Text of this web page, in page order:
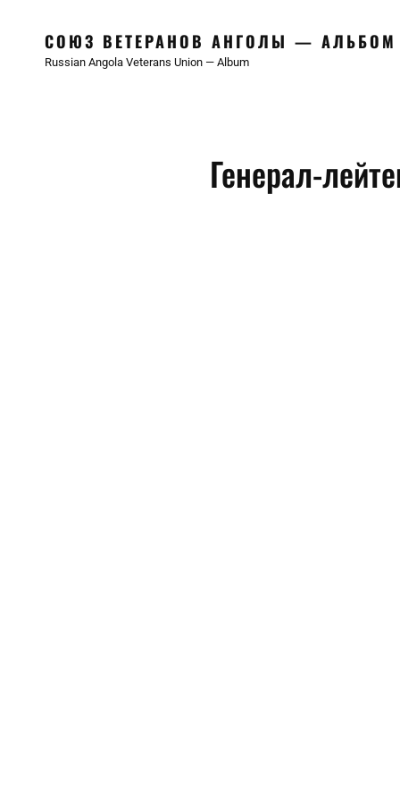
СОЮЗ ВЕТЕРАНОВ АНГОЛЫ — АЛЬБОМ
Russian Angola Veterans Union — Album
Генерал-